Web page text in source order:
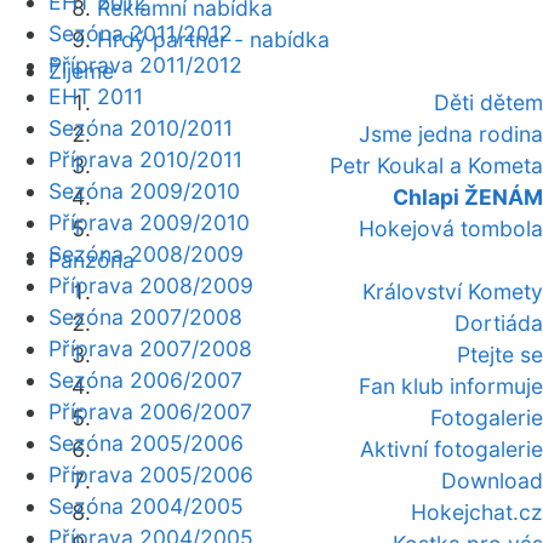
Reklamní nabídka
Hrdý partner - nabídka
Žijeme
Děti dětem
Jsme jedna rodina
Petr Koukal a Kometa
Chlapi ŽENÁM
Hokejová tombola
Fanzóna
Království Komety
Dortiáda
Ptejte se
Fan klub informuje
Fotogalerie
Aktivní fotogalerie
Download
Hokejchat.cz
Sezóna 2011/2012
Příprava 2011/2012
EHT 2011
Sezóna 2010/2011
Příprava 2010/2011
Sezóna 2009/2010
Příprava 2009/2010
Sezóna 2008/2009
Příprava 2008/2009
Sezóna 2007/2008
Příprava 2007/2008
Sezóna 2006/2007
Příprava 2006/2007
Sezóna 2005/2006
Příprava 2005/2006
Sezóna 2004/2005
Příprava 2004/2005